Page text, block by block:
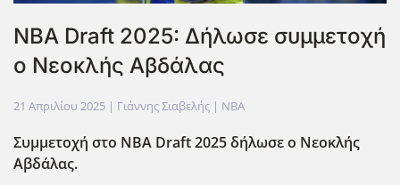
ΝΒΑ Draft 2025: Δήλωσε συμμετοχή
ο Νεοκλής Αβδάλας
21 Απριλίου 2025 | Γιάννης Σιαβελής | NBA
Συμμετοχή στο NBA Draft 2025 δήλωσε ο Νεοκλής
Αβδάλας.